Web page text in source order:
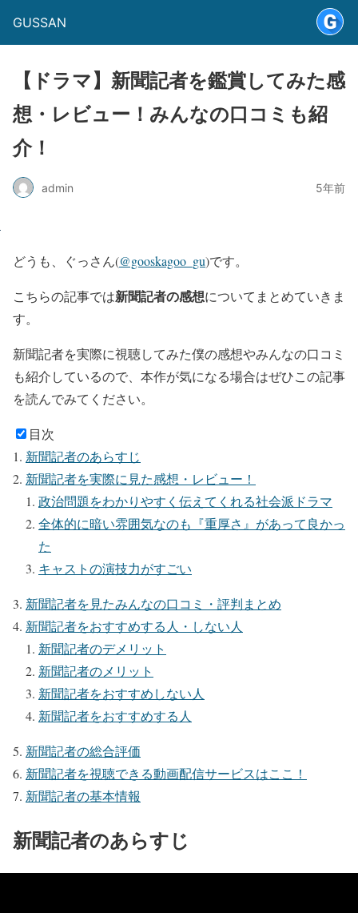
GUSSAN
【ドラマ】新聞記者を鑑賞してみた感
想・レビュー！みんなの口コミも紹
介！
admin 5年前
どうも、ぐっさん(@gooskagoo_gu)です。
こちらの記事では新聞記者の感想についてまとめていきま
す。
新聞記者を実際に視聴してみた僕の感想やみんなの口コミ
も紹介しているので、本作が気になる場合はぜひこの記事
を読んでみてください。
目次
新聞記者のあらすじ
新聞記者を実際に見た感想・レビュー！
政治問題をわかりやすく伝えてくれる社会派ドラマ
全体的に暗い雰囲気なのも『重厚さ』があって良かっ
た
キャストの演技力がすごい
新聞記者を見たみんなの口コミ・評判まとめ
新聞記者をおすすめする人・しない人
新聞記者のデメリット
新聞記者のメリット
新聞記者をおすすめしない人
新聞記者をおすすめする人
新聞記者の総合評価
新聞記者を視聴できる動画配信サービスはここ！
新聞記者の基本情報
新聞記者のあらすじ